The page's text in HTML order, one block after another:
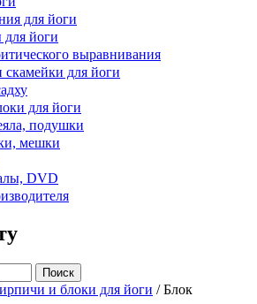
для йоги
йоги
выравнивания
скамейки для йоги
для йоги
подушки
мешки
DVD
и блоки для йоги / Блок